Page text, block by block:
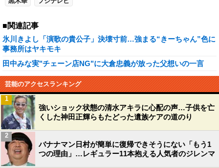
■関連記事
氷川きよし「演歌の貴公子」決壊寸前…強まる“きーちゃん”色に
事務所はヤキモキ
田中みな実"チェーン店NG"に大倉忠義が放った父想いの一言
芸能のアクセスランキング
強いショック状態の清水アキラに心配の声…子供を亡
くした神田正輝らもたどった遺族ケアの道のり
1
バナナマン日村が簡単に復帰できそうにない「もう1
つの理由」…レギュラー11本抱える人気者のジレンマ
2